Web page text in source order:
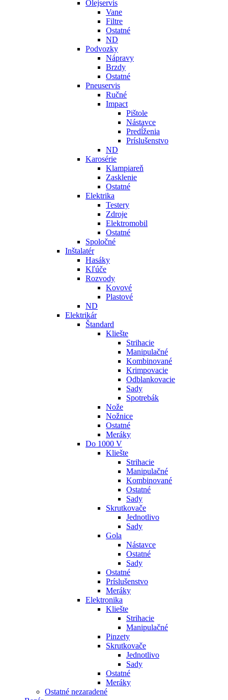
Olejservis
Vane
Filtre
Ostatné
ND
Podvozky
Nápravy
Brzdy
Ostatné
Pneuservis
Ručné
Impact
Pištole
Nástavce
Predĺženia
Príslušenstvo
ND
Karosérie
Klampiareň
Zasklenie
Ostatné
Elektrika
Testery
Zdroje
Elektromobil
Ostatné
Spoločné
Inštalatér
Hasáky
Kľúče
Rozvody
Kovové
Plastové
ND
Elektrikár
Štandard
Kliešte
Strihacie
Manipulačné
Kombinované
Krimpovacie
Odblankovacie
Sady
Spotrebák
Nože
Nožnice
Ostatné
Meráky
Do 1000 V
Kliešte
Strihacie
Manipulačné
Kombinované
Ostatné
Sady
Skrutkovače
Jednotlivo
Sady
Gola
Nástavce
Ostatné
Sady
Ostatné
Príslušenstvo
Meráky
Elektronika
Kliešte
Strihacie
Manipulačné
Pinzety
Skrutkovače
Jednotlivo
Sady
Ostatné
Meráky
Ostatné nezaradené